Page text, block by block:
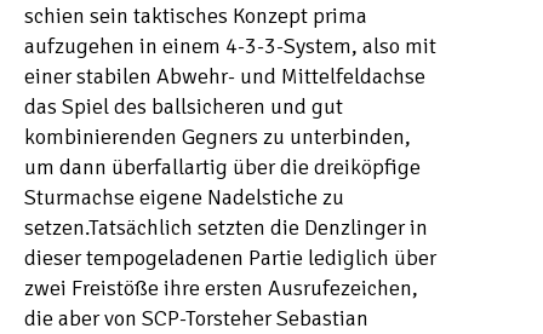
schien sein taktisches Konzept prima
aufzugehen in einem 4-3-3-System, also mit
einer stabilen Abwehr- und Mittelfeldachse
das Spiel des ballsicheren und gut
kombinierenden Gegners zu unterbinden,
um dann überfallartig über die dreiköpfige
Sturmachse eigene Nadelstiche zu
setzen.Tatsächlich setzten die Denzlinger in
dieser tempogeladenen Partie lediglich über
zwei Freistöße ihre ersten Ausrufezeichen,
die aber von SCP-Torsteher Sebastian